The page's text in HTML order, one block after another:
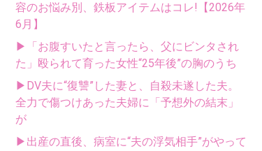
容のお悩み別、鉄板アイテムはコレ!【2026年
6月】
▶「お腹すいたと言ったら、父にビンタされ
た」殴られて育った女性“25年後”の胸のうち
▶DV夫に“復讐”した妻と、自殺未遂した夫。
全力で傷つけあった夫婦に「予想外の結末」
が
▶出産の直後、病室に“夫の浮気相手”がやって